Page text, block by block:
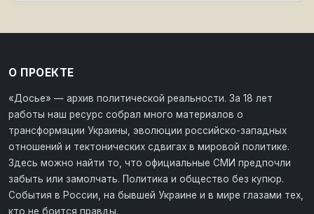
О ПРОЕКТЕ
«Досье» — архив политической реальности. За 18 лет
работы наш ресурс собрал много материалов о
трансформации Украины, эволюции российско-западных
отношений и тектонических сдвигах в мировой политике.
Здесь можно найти то, что официальные СМИ предпочли
забыть или замолчать. Политика и общество без купюр.
События в России, на бывшей Украине и в мире глазами тех,
кто не боится правды.